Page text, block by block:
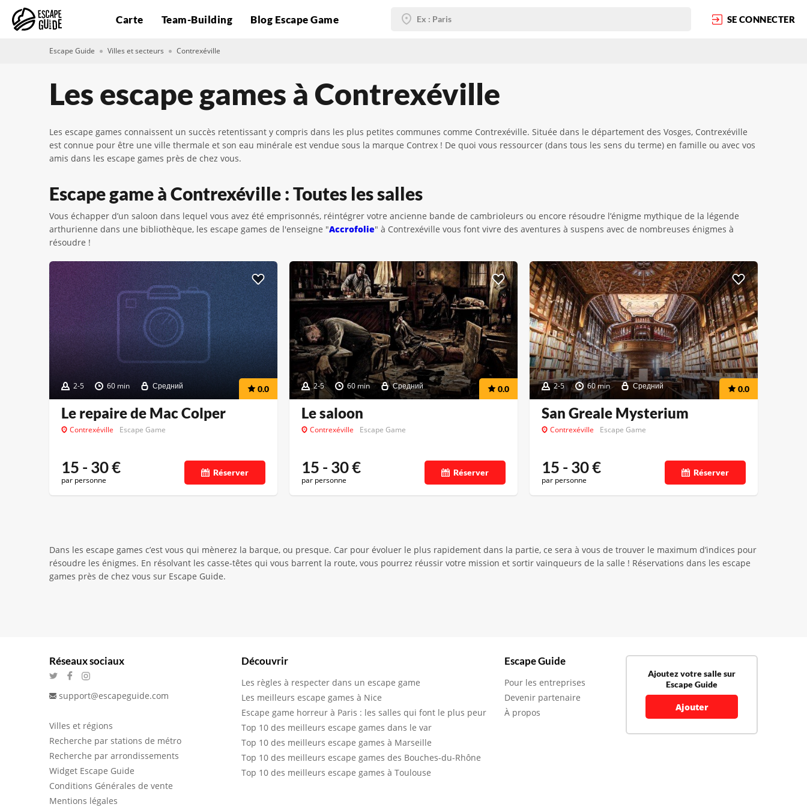
Carte Team-Building Blog Escape Game SE CONNECTER
Escape Guide Villes et secteurs Contrexéville
Les escape games à Contrexéville
Les escape games connaissent un succès retentissant y compris dans les plus petites communes comme Contrexéville. Située dans le département des Vosges, Contrexéville
est connue pour être une ville thermale et son eau minérale est vendue sous la marque Contrex ! De quoi vous ressourcer (dans tous les sens du terme) en famille ou avec vos
amis dans les escape games près de chez vous.
Escape game à Contrexéville : Toutes les salles
Vous échapper d’un saloon dans lequel vous avez été emprisonnés, réintégrer votre ancienne bande de cambrioleurs ou encore résoudre l’énigme mythique de la légende
arthurienne dans une bibliothèque, les escape games de l'enseigne "Accrofolie" à Contrexéville vous font vivre des aventures à suspens avec de nombreuses énigmes à
résoudre !
2-5 60 min Средний 0.0
Le repaire de Mac Colper
Contrexéville Escape Game
15 - 30€
par personne
Réserver
2-5 60 min Средний 0.0
Le saloon
Contrexéville Escape Game
15 - 30€
par personne
Réserver
2-5 60 min Средний 0.0
San Greale Mysterium
Contrexéville Escape Game
15 - 30€
par personne
Réserver
Dans les escape games c’est vous qui mènerez la barque, ou presque. Car pour évoluer le plus rapidement dans la partie, ce sera à vous de trouver le maximum d’indices pour
résoudre les énigmes. En résolvant les casse-têtes qui vous barrent la route, vous pourrez réussir votre mission et sortir vainqueurs de la salle ! Réservations dans les escape
games près de chez vous sur Escape Guide.
Réseaux sociaux
support@escapeguide.com
Villes et régions
Recherche par stations de métro
Recherche par arrondissements
Widget Escape Guide
Conditions Générales de vente
Mentions légales
Découvrir
Les règles à respecter dans un escape game
Les meilleurs escape games à Nice
Escape game horreur à Paris : les salles qui font le plus peur
Top 10 des meilleurs escape games dans le var
Top 10 des meilleurs escape games à Marseille
Top 10 des meilleurs escape games des Bouches-du-Rhône
Top 10 des meilleurs escape games à Toulouse
Escape Guide
Pour les entreprises
Devenir partenaire
À propos
Ajoutez votre salle sur
Escape Guide
Ajouter